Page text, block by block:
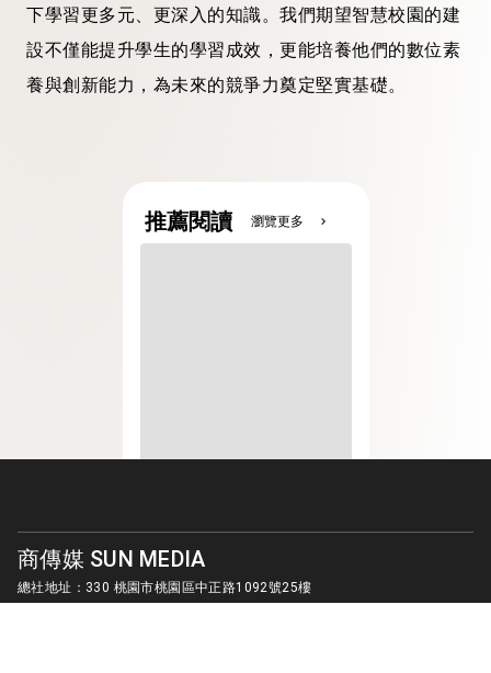
下學習更多元、更深入的知識。我們期望智慧校園的建
設不僅能提升學生的學習成效，更能培養他們的數位素
養與創新能力，為未來的競爭力奠定堅實基礎。
推薦閱讀 瀏覽更多 chevron_right
商傳媒 SUN MEDIA
總社地址：330 桃園市桃園區中正路1092號25樓